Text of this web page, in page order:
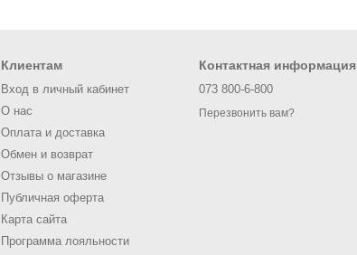
Клиентам
Вход в личный кабинет
О нас
Оплата и доставка
Обмен и возврат
Отзывы о магазине
Публичная оферта
Карта сайта
Программа лояльности
Контактная информация
073 800-6-800
Перезвонить вам?